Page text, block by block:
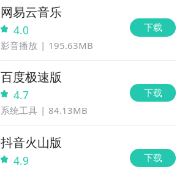
网易云音乐
4.0
影音播放 195.63MB
下载
百度极速版
4.7
系统工具 84.13MB
下载
抖音火山版
4.9 下载